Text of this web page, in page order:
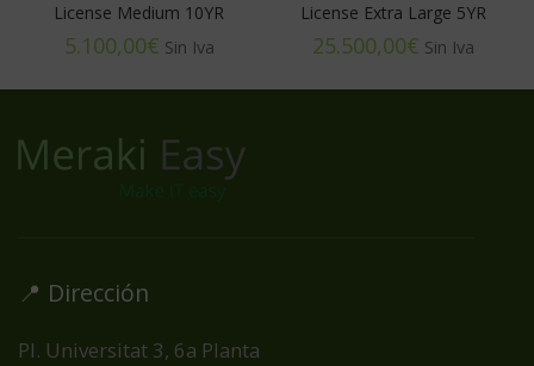
License Medium 10YR
€
License Extra Large 5YR
€
📍 Dirección
Pl. Universitat 3, 6a Planta